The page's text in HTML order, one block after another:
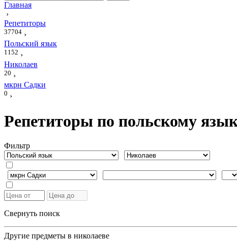
Главная
›
Репетиторы
37704 ›
Польский язык
1152 ›
Николаев
20 ›
мкрн Садки
0 ›
Репетиторы по польскому
Фильтр
Свернуть поиск
Другие предметы в николаеве